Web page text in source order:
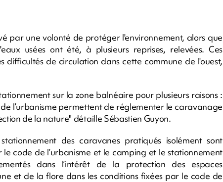
par une volonté de protéger l'environnement, alors que
usées ont été, à plusieurs reprises, relevées. Ces
difficultés de circulation dans cette commune de l'ouest,
sur la zone balnéaire pour plusieurs raisons :
l’urbanisme permettent de réglementer le caravanage
de la nature" détaille Sébastien Guyon.
des caravanes pratiqués isolément sont
code de l’urbanisme et le camping et le stationnement
dans l’intérêt de la protection des espaces
et de la flore dans les conditions fixées par le code de